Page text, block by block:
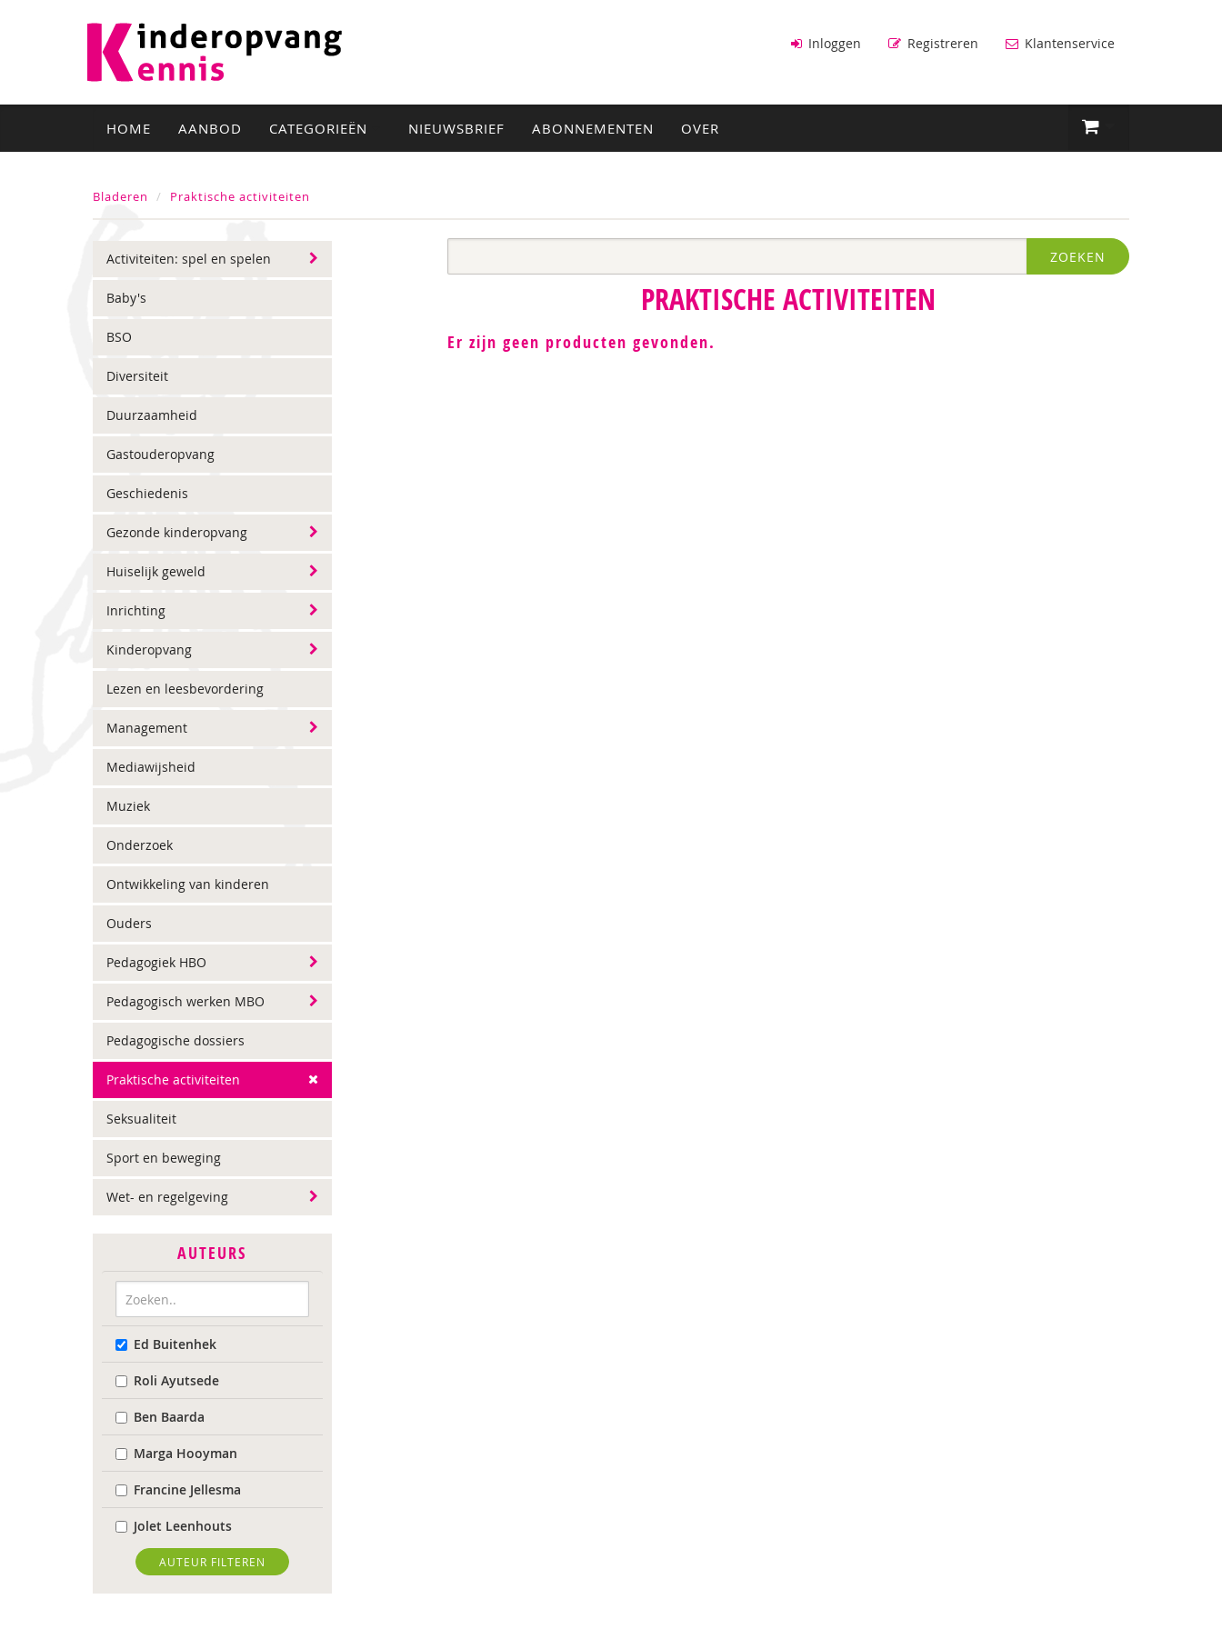
Inloggen Registreren Klantenservice
HOME AANBOD CATEGORIEËN NIEUWSBRIEF ABONNEMENTEN OVER
Bladeren Praktische activiteiten
Activiteiten: spel en spelen
Baby's
BSO
Diversiteit
Duurzaamheid
Gastouderopvang
Geschiedenis
Gezonde kinderopvang
Huiselijk geweld
Inrichting
Kinderopvang
Lezen en leesbevordering
Management
Mediawijsheid
Muziek
Onderzoek
Ontwikkeling van kinderen
Ouders
Pedagogiek HBO
Pedagogisch werken MBO
Pedagogische dossiers
Praktische activiteiten
Seksualiteit
Sport en beweging
Wet- en regelgeving
AUTEURS
Ed Buitenhek
Roli Ayutsede
Ben Baarda
Marga Hooyman
Francine Jellesma
Jolet Leenhouts
Karin van der Meulen
Sabine Plemper
AUTEUR FILTEREN
ZOEKEN
PRAKTISCHE ACTIVITEITEN
Er zijn geen producten gevonden.